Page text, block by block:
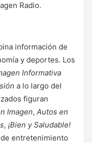
Radio.
información de
y deportes. Los
Informativa
a lo largo del
figuran
Imagen, Autos en
, ¡Bien y Saludable!
entretenimiento